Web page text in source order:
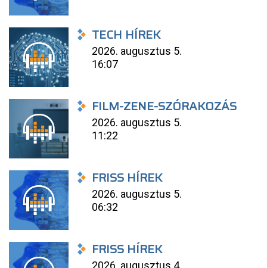
TECH HÍREK
2026. augusztus 5.
16:07
FILM-ZENE-SZÓRAKOZÁS
2026. augusztus 5.
11:22
FRISS HÍREK
2026. augusztus 5.
06:32
FRISS HÍREK
2026. augusztus 4.